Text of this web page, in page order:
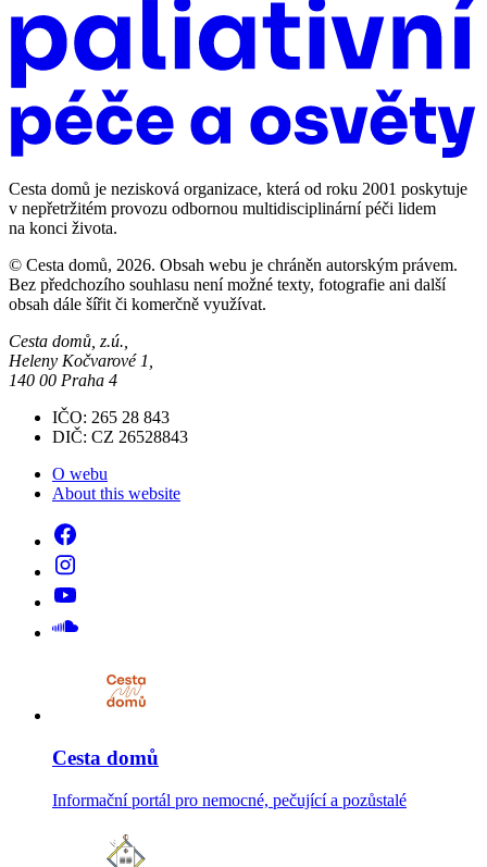
Cesta domů je nezisková organizace, která od roku 2001 poskytuje
v nepřetržitém provozu odbornou multidisciplinární péči lidem
na konci života.
© Cesta domů, 2026. Obsah webu je chráněn autorským právem.
Bez předchozího souhlasu není možné texty, fotografie ani další
obsah dále šířit či komerčně využívat.
Cesta domů, z.ú.,
Heleny Kočvarové 1,
140 00 Praha 4
IČO: 265 28 843
DIČ: CZ 26528843
O webu
About this website
Cesta domů
Informační portál pro nemocné, pečující a pozůstalé